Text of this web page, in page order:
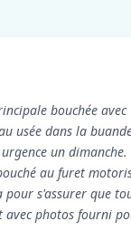
bouchée avec
usée dans la
un dimanche.
au furet
pour s'assurer que
avec photos fourni